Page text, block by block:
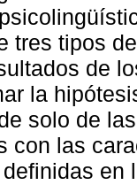
tres tipos
de
la
solo de
con las
en